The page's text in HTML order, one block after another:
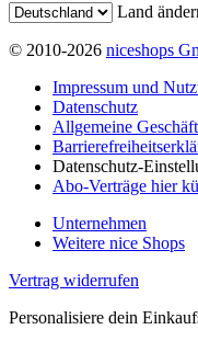
Land
© 2010-2026 niceshops
Impressum und
Datenschutz
Allgemeine
Datenschutz-
Abo-Verträge hier
Unternehmen
Weitere nice Shops
Vertrag widerrufen
Personalisiere dein